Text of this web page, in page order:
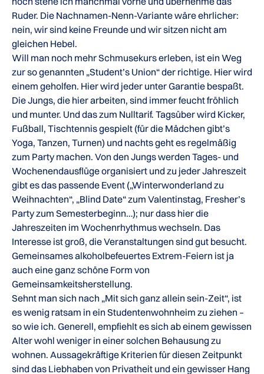
Ruder. Die Nachnamen-Nenn-Variante wäre ehrlicher:
nein, wir sind keine Freunde und wir sitzen nicht am
gleichen Hebel.
Will man noch mehr Schmusekurs erleben, ist ein Weg
zur so genannten „Student’s Union“ der richtige. Hier wird
einem geholfen. Hier wird jeder unter Garantie bespaßt.
Die Jungs, die hier arbeiten, sind immer feucht fröhlich
und munter. Und das zum Nulltarif. Tagsüber wird Kicker,
Fußball, Tischtennis gespielt (für die Mädchen gibt’s
Yoga, Tanzen, Turnen) und nachts geht es regelmäßig
zum Party machen. Von den Jungs werden Tages- und
Wochenendausflüge organisiert und zu jeder Jahreszeit
gibt es das passende Event („Winterwonderland zu
Weihnachten“, „Blind Date“ zum Valentinstag, Fresher’s
Party zum Semesterbeginn…); nur dass hier die
Jahreszeiten im Wochenrhythmus wechseln. Das
Interesse ist groß, die Veranstaltungen sind gut besucht.
Gemeinsames alkoholbefeuertes Extrem-Feiern ist ja
auch eine ganz schöne Form von
Gemeinsamkeitsherstellung.
Sehnt man sich nach „Mit sich ganz allein sein-Zeit“, ist
es wenig ratsam in ein Studentenwohnheim zu ziehen –
so wie ich. Generell, empfiehlt es sich ab einem gewissen
Alter wohl weniger in einer solchen Behausung zu
wohnen. Aussagekräftige Kriterien für diesen Zeitpunkt
sind das Liebhaben von Privatheit und ein gewisser Hang